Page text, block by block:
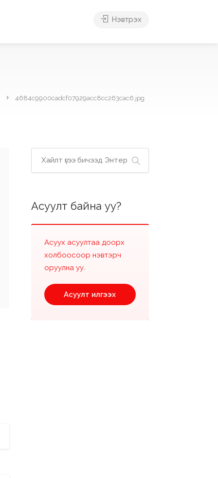
Нэвтрэх
4684c9900cadcf07929acc8cc263cac6.jpg
Асуулт байна уу?
Асуух асуултаа доорх
холбоосоор нэвтэрч
оруулна уу.
Асуулт илгээх